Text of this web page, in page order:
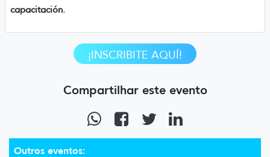
Outros eventos:
capacitación.
¡INSCRIBITE AQUÍ!
Compartilhar este evento